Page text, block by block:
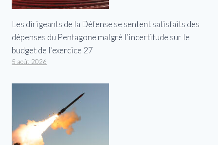
Les dirigeants de la Défense se sentent satisfaits des
dépenses du Pentagone malgré l’incertitude sur le
budget de l’exercice 27
5 août 2026